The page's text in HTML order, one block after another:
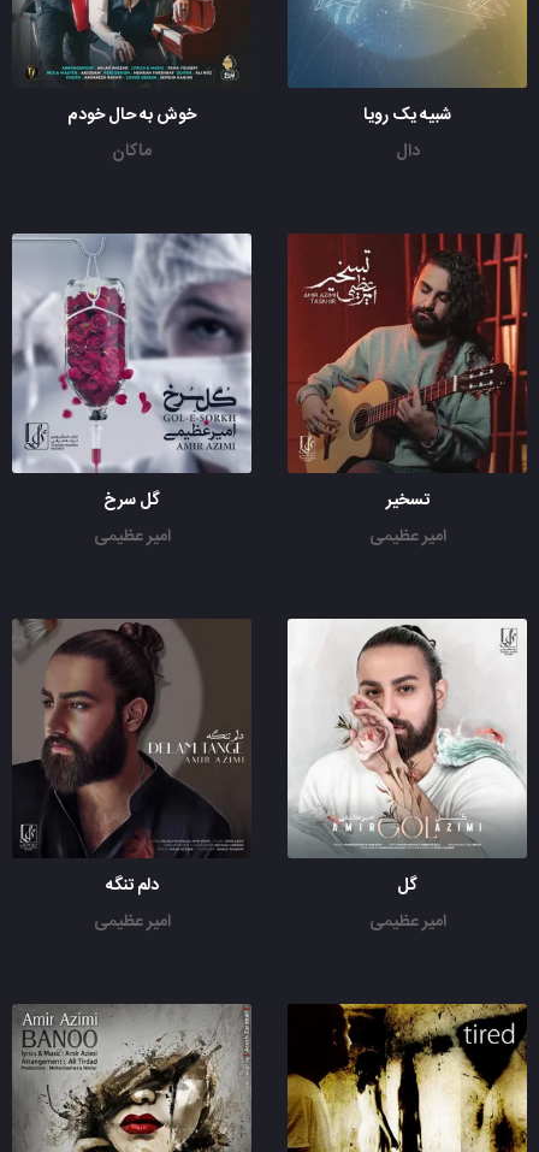
شبیه یک رویا
دال
خوش به حال خودم
ماکان
تسخیر
امیر عظیمی
گل سرخ
امیر عظیمی
گل
امیر عظیمی
دلم تنگه
امیر عظیمی